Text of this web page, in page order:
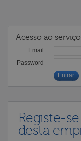
Acesso ao
Email
Password
Registe-
desta